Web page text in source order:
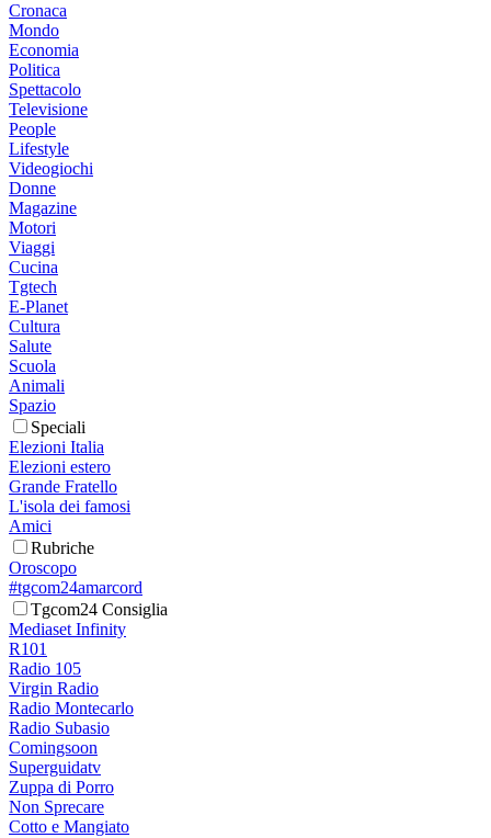
Cronaca
Mondo
Economia
Politica
Spettacolo
Televisione
People
Lifestyle
Videogiochi
Donne
Magazine
Motori
Viaggi
Cucina
Tgtech
E-Planet
Cultura
Salute
Scuola
Animali
Spazio
Speciali
Elezioni Italia
Elezioni estero
Grande Fratello
L'isola dei famosi
Amici
Rubriche
Oroscopo
#tgcom24amarcord
Tgcom24 Consiglia
Mediaset Infinity
R101
Radio 105
Virgin Radio
Radio Montecarlo
Radio Subasio
Comingsoon
Superguidatv
Zuppa di Porro
Non Sprecare
Cotto e Mangiato